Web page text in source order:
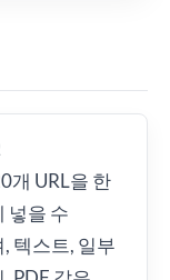
개 URL을 한
넣을 수
텍스트, 일부